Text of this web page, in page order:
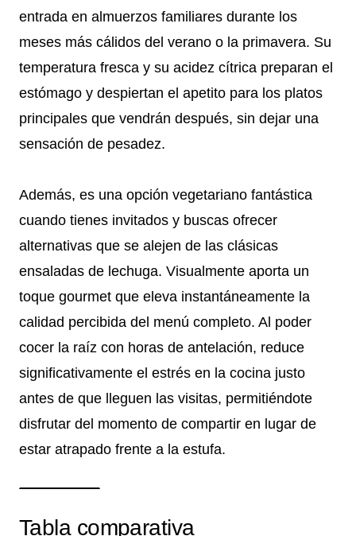
entrada en almuerzos familiares durante los
meses más cálidos del verano o la primavera. Su
temperatura fresca y su acidez cítrica preparan el
estómago y despiertan el apetito para los platos
principales que vendrán después, sin dejar una
sensación de pesadez.
Además, es una opción vegetariano fantástica
cuando tienes invitados y buscas ofrecer
alternativas que se alejen de las clásicas
ensaladas de lechuga. Visualmente aporta un
toque gourmet que eleva instantáneamente la
calidad percibida del menú completo. Al poder
cocer la raíz con horas de antelación, reduce
significativamente el estrés en la cocina justo
antes de que lleguen las visitas, permitiéndote
disfrutar del momento de compartir en lugar de
estar atrapado frente a la estufa.
Tabla comparativa